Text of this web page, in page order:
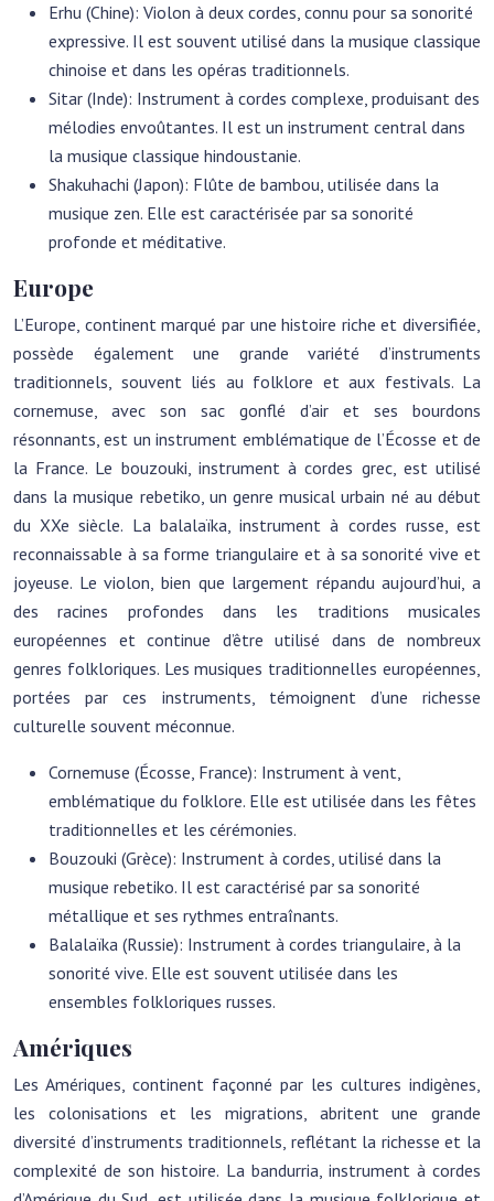
Erhu (Chine): Violon à deux cordes, connu pour sa sonorité
expressive. Il est souvent utilisé dans la musique classique
chinoise et dans les opéras traditionnels.
Sitar (Inde): Instrument à cordes complexe, produisant des
mélodies envoûtantes. Il est un instrument central dans
la musique classique hindoustanie.
Shakuhachi (Japon): Flûte de bambou, utilisée dans la
musique zen. Elle est caractérisée par sa sonorité
profonde et méditative.
Europe
L’Europe, continent marqué par une histoire riche et diversifiée,
possède également une grande variété d’instruments
traditionnels, souvent liés au folklore et aux festivals. La
cornemuse, avec son sac gonflé d’air et ses bourdons
résonnants, est un instrument emblématique de l’Écosse et de
la France. Le bouzouki, instrument à cordes grec, est utilisé
dans la musique rebetiko, un genre musical urbain né au début
du XXe siècle. La balalaïka, instrument à cordes russe, est
reconnaissable à sa forme triangulaire et à sa sonorité vive et
joyeuse. Le violon, bien que largement répandu aujourd’hui, a
des racines profondes dans les traditions musicales
européennes et continue d’être utilisé dans de nombreux
genres folkloriques. Les musiques traditionnelles européennes,
portées par ces instruments, témoignent d’une richesse
culturelle souvent méconnue.
Cornemuse (Écosse, France): Instrument à vent,
emblématique du folklore. Elle est utilisée dans les fêtes
traditionnelles et les cérémonies.
Bouzouki (Grèce): Instrument à cordes, utilisé dans la
musique rebetiko. Il est caractérisé par sa sonorité
métallique et ses rythmes entraînants.
Balalaïka (Russie): Instrument à cordes triangulaire, à la
sonorité vive. Elle est souvent utilisée dans les
ensembles folkloriques russes.
Amériques
Les Amériques, continent façonné par les cultures indigènes,
les colonisations et les migrations, abritent une grande
diversité d’instruments traditionnels, reflétant la richesse et la
complexité de son histoire. La bandurria, instrument à cordes